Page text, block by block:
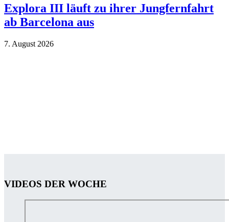
Explora III läuft zu ihrer Jungfernfahrt
ab Barcelona aus
7. Au­gust 2026
VIDEOS DER WOCHE